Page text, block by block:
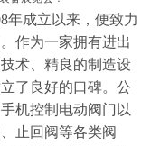
年成立以来，便致力
作为一家拥有进出
术、精良的制造设
了良好的口碑。公
机控制电动阀门以
止回阀等各类阀